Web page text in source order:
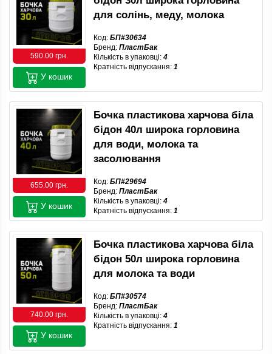
590.00 грн.
для солінь, меду, молока
Код: БП#30634
Бренд: ПластБак
Кількість в упаковці: 4
Кратність відпускання: 1
У кошик
655.00 грн.
Бочка пластикова харчова біла
бідон 40л широка горловина
для води, молока та
засолювання
Код: БП#29694
Бренд: ПластБак
Кількість в упаковці: 4
Кратність відпускання: 1
У кошик
740.00 грн.
Бочка пластикова харчова біла
бідон 50л широка горловина
для молока та води
Код: БП#30574
Бренд: ПластБак
Кількість в упаковці: 4
Кратність відпускання: 1
У кошик